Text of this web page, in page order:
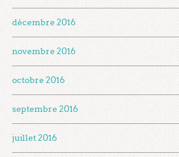
décembre 2016
novembre 2016
octobre 2016
septembre 2016
juillet 2016